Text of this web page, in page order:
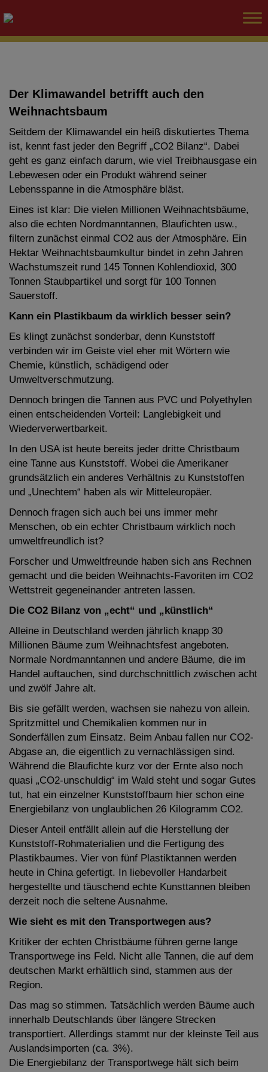
Der Klimawandel betrifft auch den
Weihnachtsbaum
Seitdem der Klimawandel ein heiß diskutiertes Thema
ist, kennt fast jeder den Begriff „CO2 Bilanz“. Dabei
geht es ganz einfach darum, wie viel Treibhausgase ein
Lebewesen oder ein Produkt während seiner
Lebensspanne in die Atmosphäre bläst.
Eines ist klar: Die vielen Millionen Weihnachtsbäume,
also die echten Nordmanntannen, Blaufichten usw.,
filtern zunächst einmal CO2 aus der Atmosphäre. Ein
Hektar Weihnachtsbaumkultur bindet in zehn Jahren
Wachstumszeit rund 145 Tonnen Kohlendioxid, 300
Tonnen Staubpartikel und sorgt für 100 Tonnen
Sauerstoff.
Kann ein Plastikbaum da wirklich besser sein?
Es klingt zunächst sonderbar, denn Kunststoff
verbinden wir im Geiste viel eher mit Wörtern wie
Chemie, künstlich, schädigend oder
Umweltverschmutzung.
Dennoch bringen die Tannen aus PVC und Polyethylen
einen entscheidenden Vorteil: Langlebigkeit und
Wiederverwertbarkeit.
In den USA ist heute bereits jeder dritte Christbaum
eine Tanne aus Kunststoff. Wobei die Amerikaner
grundsätzlich ein anderes Verhältnis zu Kunststoffen
und „Unechtem“ haben als wir Mitteleuropäer.
Dennoch fragen sich auch bei uns immer mehr
Menschen, ob ein echter Christbaum wirklich noch
umweltfreundlich ist?
Forscher und Umweltfreunde haben sich ans Rechnen
gemacht und die beiden Weihnachts-Favoriten im CO2
Wettstreit gegeneinander antreten lassen.
Die CO2 Bilanz von „echt“ und „künstlich“
Alleine in Deutschland werden jährlich knapp 30
Millionen Bäume zum Weihnachtsfest angeboten.
Normale Nordmanntannen und andere Bäume, die im
Handel auftauchen, sind durchschnittlich zwischen acht
und zwölf Jahre alt.
Bis sie gefällt werden, wachsen sie nahezu von allein.
Spritzmittel und Chemikalien kommen nur in
Sonderfällen zum Einsatz. Beim Anbau fallen nur CO2-
Abgase an, die eigentlich zu vernachlässigen sind.
Während die Blaufichte kurz vor der Ernte also noch
quasi „CO2-unschuldig“ im Wald steht und sogar Gutes
tut, hat ein einzelner Kunststoffbaum hier schon eine
Energiebilanz von unglaublichen 26 Kilogramm CO2.
Dieser Anteil entfällt allein auf die Herstellung der
Kunststoff-Rohmaterialien und die Fertigung des
Plastikbaumes. Vier von fünf Plastiktannen werden
heute in China gefertigt. In liebevoller Handarbeit
hergestellte und täuschend echte Kunsttannen bleiben
derzeit noch die seltene Ausnahme.
Wie sieht es mit den Transportwegen aus?
Kritiker der echten Christbäume führen gerne lange
Transportwege ins Feld. Nicht alle Tannen, die auf dem
deutschen Markt erhältlich sind, stammen aus der
Region.
Das mag so stimmen. Tatsächlich werden Bäume auch
innerhalb Deutschlands über längere Strecken
transportiert. Allerdings stammt nur der kleinste Teil aus
Auslandsimporten (ca. 3%).
Die Energiebilanz der Transportwege hält sich beim